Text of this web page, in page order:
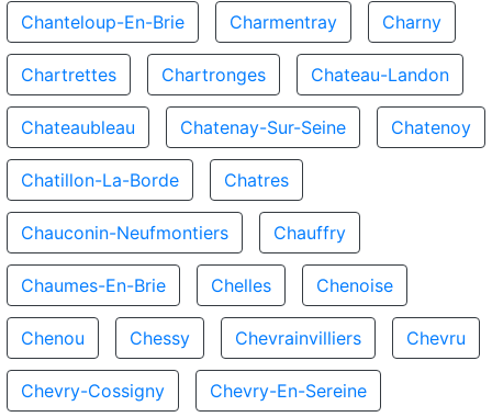
Chanteloup-En-Brie Charmentray Charny
Chartrettes Chartronges Chateau-Landon
Chateaubleau Chatenay-Sur-Seine Chatenoy
Chatillon-La-Borde Chatres
Chauconin-Neufmontiers Chauffry
Chaumes-En-Brie Chelles Chenoise
Chenou Chessy Chevrainvilliers Chevru
Chevry-Cossigny Chevry-En-Sereine